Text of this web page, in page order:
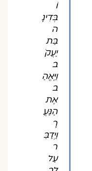
בְּדִינָ
ה
בַּת
יַעֲקֹ
ב
וַיֶּאֱהַ
ב
אֶת
הַנַּעֲ
רָ
וַיְדַבֵּ
ר
עַל